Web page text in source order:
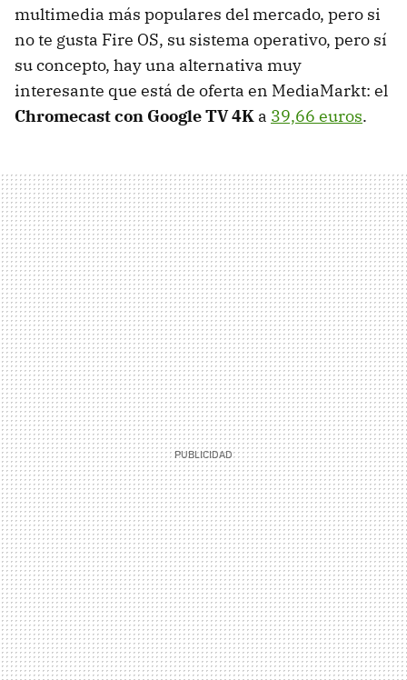
multimedia más populares del mercado, pero si
no te gusta Fire OS, su sistema operativo, pero sí
su concepto, hay una alternativa muy
interesante que está de oferta en MediaMarkt: el
Chromecast con Google TV 4K a 39,66 euros.